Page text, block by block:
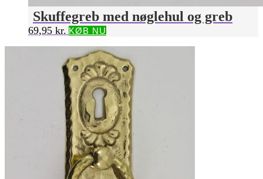
Skuffegreb med nøglehul og greb
69,95 kr. KØB NU